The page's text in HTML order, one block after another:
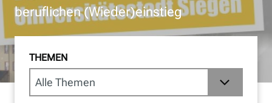
beruflichen (Wieder)einstieg
THEMEN